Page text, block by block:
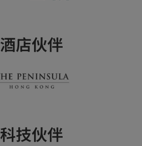
酒店伙伴
科技伙伴